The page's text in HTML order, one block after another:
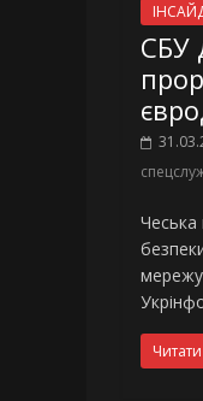
СБУ
Чеська
мережу
Читати